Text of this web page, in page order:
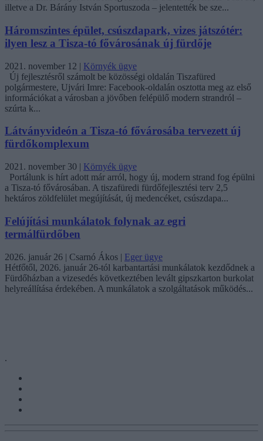
illetve a Dr. Bárány István Sportuszoda – jelentették be sze...
Háromszintes épület, csúszdapark, vizes játszótér:
ilyen lesz a Tisza-tó fővárosának új fürdője
2021. november 12 | Környék ügye
Új fejlesztésről számolt be közösségi oldalán Tiszafüred
polgármestere, Ujvári Imre: Facebook-oldalán osztotta meg az első
információkat a városban a jövőben felépülő modern strandról –
szúrta k...
Látványvideón a Tisza-tó fővárosába tervezett új
fürdőkomplexum
2021. november 30 | Környék ügye
Portálunk is hírt adott már arról, hogy új, modern strand fog épülni
a Tisza-tó fővárosában. A tiszafüredi fürdőfejlesztési terv 2,5
hektáros zöldfelület megújítását, új medencéket, csúszdapa...
Felújítási munkálatok folynak az egri
termálfürdőben
2026. január 26 | Csarnó Ákos | Eger ügye
Hétfőtől, 2026. január 26-tól karbantartási munkálatok kezdődnek a
Fürdőházban a vizesedés következtében levált gipszkarton burkolat
helyreállítása érdekében. A munkálatok a szolgáltatások működés...
.